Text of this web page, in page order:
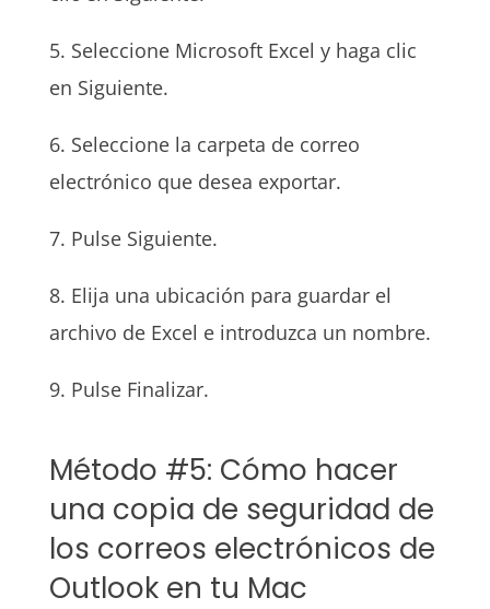
5. Seleccione Microsoft Excel y haga clic
en Siguiente.
6. Seleccione la carpeta de correo
electrónico que desea exportar.
7. Pulse Siguiente.
8. Elija una ubicación para guardar el
archivo de Excel e introduzca un nombre.
9. Pulse Finalizar.
Método #5: Cómo hacer
una copia de seguridad de
los correos electrónicos de
Outlook en tu Mac